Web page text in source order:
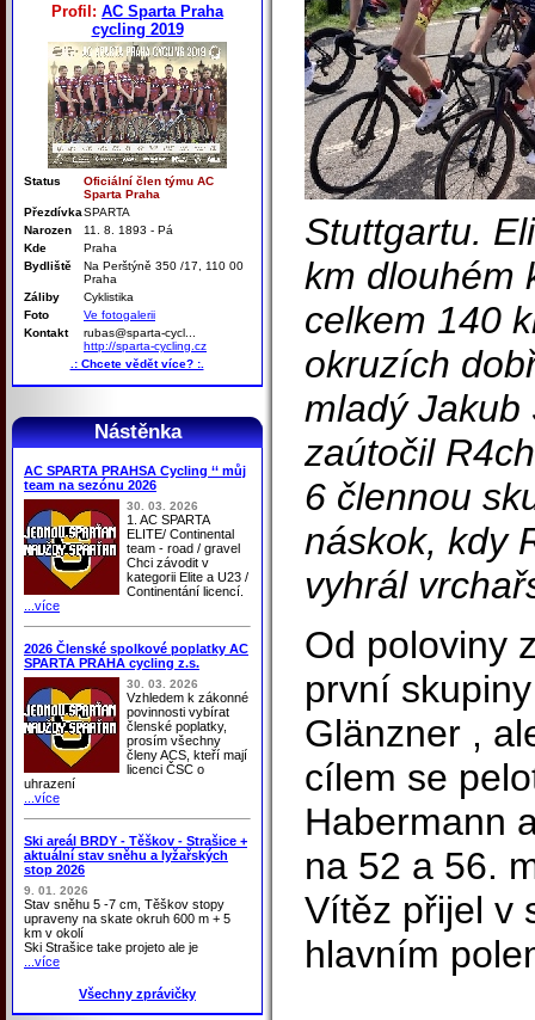
Profil: AC Sparta Praha
cycling 2019
Status
Oficiální člen týmu AC
Sparta Praha
PřezdívkaSPARTA
Narozen
11. 8. 1893 - Pá
Kde
Praha
Bydliště
Na Perštýně 350 /17, 110 00
Praha
Záliby
Cyklistika
Foto
Ve fotogalerii
Kontakt
rubas@sparta-cycl...
http://sparta-cycling.cz
.: Chcete vědět více? :.
Nástěnka
AC SPARTA PRAHSA Cycling ‘‘ můj
team na sezónu 2026
30. 03. 2026
1. AC SPARTA
ELITE/ Continental
team - road / gravel
Chci závodit v
kategorii Elite a U23 /
Continentání licencí.
...více
2026 Členské spolkové poplatky AC
SPARTA PRAHA cycling z.s.
30. 03. 2026
Vzhledem k zákonné
povinnosti vybírat
členské poplatky,
prosím všechny
členy ACS, kteří mají
licenci ČSC o
uhrazení
...více
Ski areál BRDY - Těškov - Strašice +
aktuální stav sněhu a lyžařských
stop 2026
9. 01. 2026
Stav sněhu 5 -7 cm, Těškov stopy
upraveny na skate okruh 600 m + 5
km v okolí
Ski Strašice take projeto ale je
...více
Všechny zprávičky
Stuttgartu.
km dlouhém
celkem 140
okruzích
mladý Jakub
zaútočil
6 člennou
náskok, kdy
vyhrál
Od poloviny
první
Glänzner ,
cílem se
Habermann
na 52 a 56.
Vítěz přijel v
hlavním